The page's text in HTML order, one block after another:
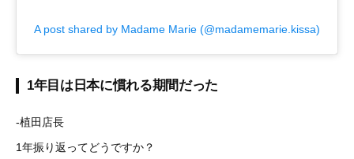
A post shared by Madame Marie (@madamemarie.kissa)
1年目は日本に慣れる期間だった
-植田店長
1年振り返ってどうですか？